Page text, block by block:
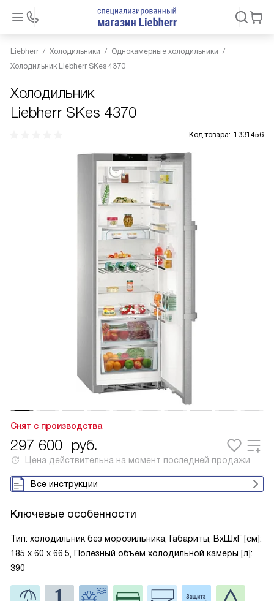
Liebherr Холодильники
Однокамерные холодильники
Холодильник Liebherr SKes 4370
Холодильник
Liebherr SKes 4370
Код товара: 1331456
Снят с производства
297 600 руб.
Цена действительна на момент последней продажи
Все инструкции
Ключевые особенности
Тип: холодильник без морозильника, Габариты, ВxШxГ [см]:
185 х 60 х 66.5, Полезный объем холодильной камеры [л]:
390